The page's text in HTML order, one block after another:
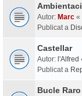
Autor: Marc «
Publicat a
Castellar
Autor: l'Alfred
Publicat a
Bucle Raro